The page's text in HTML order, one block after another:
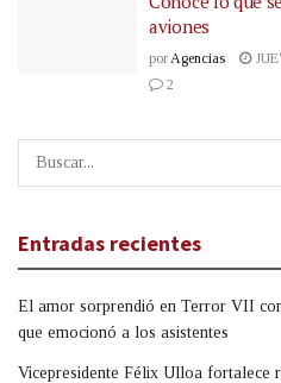
aviones
por Agencias
2
Entradas recientes
El amor sorprendió en Terror VII
que emocionó a los asistentes
Vicepresidente Félix Ulloa fortalece